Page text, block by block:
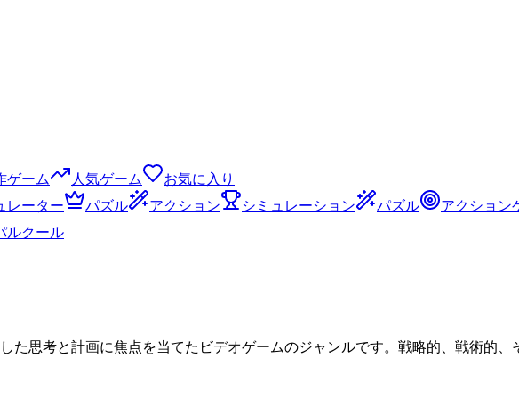
ゲーム 人気ゲーム
お気に入り
レーター パズル アクション シミュレーション パズル
アクション
ルクール
た思考と計画に焦点を当てたビデオゲームのジャンルです。戦略的、戦術的